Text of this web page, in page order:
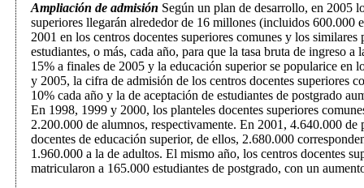
Ampliación de admisión Según un plan de desarrollo, en 2005
superiores llegarán alrededor de 16 millones (incluidos 600.000
2001 en los centros docentes superiores comunes y los
estudiantes, o más, cada año, para que la tasa bruta de ingreso
15% a finales de 2005 y la educación superior se popularice en
y 2005, la cifra de admisión de los centros docentes superiores
10% cada año y la de aceptación de estudiantes de postgrado
En 1998, 1999 y 2000, los planteles docentes superiores
2.200.000 de alumnos, respectivamente. En 2001, 4.640.000 de
docentes de educación superior, de ellos, 2.680.000
1.960.000 a la de adultos. El mismo año, los centros docentes
matricularon a 165.000 estudiantes de postgrado, con un